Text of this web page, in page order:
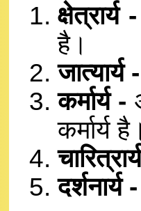
क्षेत्रार्य -
है।
जात्यार्य -
कर्मार्य -
कर्मार्य है।
दर्शनार्य -